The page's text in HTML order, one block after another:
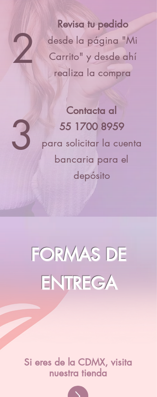
2
Revisa tu pedido
desde la página "Mi
Carrito" y desde ahí
realiza la compra
3
Contacta al
55 1700 8959
para solicitar la cuenta
bancaria para el
depósito
FORMAS DE
ENTREGA
Si eres de la CDMX, visita
nuestra tienda